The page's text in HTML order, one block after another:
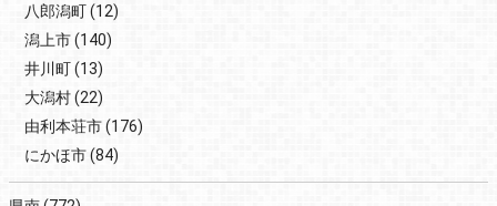
八郎潟町(12)
潟上市(140)
井川町(13)
大潟村(22)
由利本荘市(176)
にかほ市(84)